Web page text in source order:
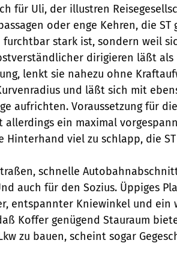
für Uli, der illustren
oder enge Kehren, die ST
stark ist, sondern weil
dirigieren läßt
lenkt sie nahezu ohne
und läßt sich mit
aufrichten. Voraussetzung für
allerdings ein maximal
Hinterhand viel zu schlapp, die
schnelle
auch für den Sozius. Üppiges
entspannter Kniewinkel und ein
Koffer genügend Stauraum
zu bauen, scheint sogar